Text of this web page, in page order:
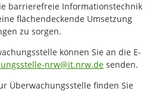
barrierefreie Informationstechnik
flächendeckende Umsetzung
zu sorgen.
können Sie an die E-
nrw@it.nrw.de senden.
Überwachungsstelle finden Sie